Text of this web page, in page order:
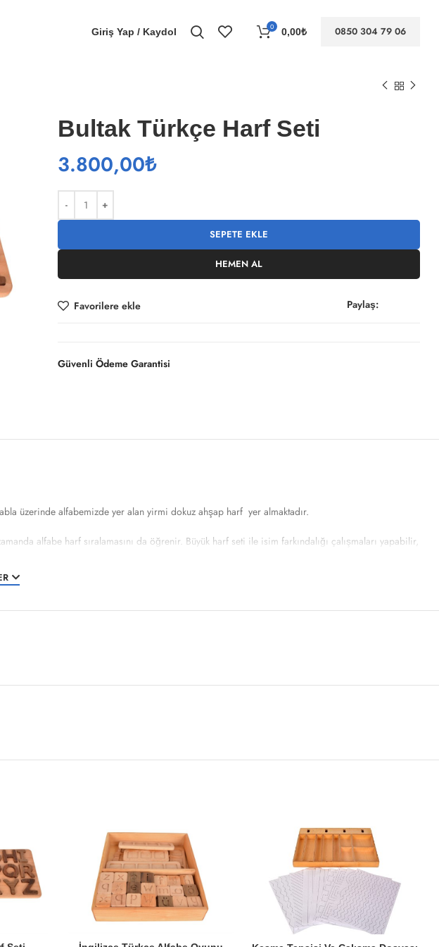
Giriş Yap / Kaydol 0 0,00₺ 0850 304 79 06
Bultak Türkçe Harf Seti
3.800,00₺
SEPETE EKLE
HEMEN AL
Favorilere ekle Paylaş:
Güvenli Ödeme Garantisi
üzerinde alfabemizde yer alan yirmi dokuz ahşap harf yer almaktadır.
alfabe harf sıralamasını da öğrenir. Büyük harf seti ile isim farkındalığı çalışmaları yapabilir,